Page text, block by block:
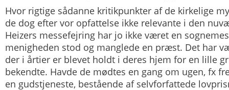
Hvor rigtige sådanne kritikpunkter af de kirkelige
de dog efter vor opfattelse ikke relevante i den
Heizers messefejring har jo ikke været en
menigheden stod og manglede en præst. Det har
der i årtier er blevet holdt i deres hjem for en lille
bekendte. Havde de mødtes en gang om ugen, fx
en gudstjeneste, bestående af selvforfattede